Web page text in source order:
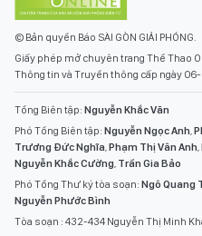
© Bản quyền Báo SÀI GÒN GIẢI PHÓNG.
Giấy phép mở chuyên trang Thể Thao
Thông tin và Truyền thông cấp ngày
Tổng Biên tập: Nguyễn Khắc Văn
Phó Tổng Biên tập: Nguyễn Ngọc Anh,
Trương Đức Nghĩa,Phạm Thị Vân Anh,
Nguyễn Khắc Cường, Trần Gia Bảo
Phó Tổng Thư ký tòa soạn: Ngô Quang
Nguyễn Phước Bình
Tòa soạn : 432-434 Nguyễn Thị Minh